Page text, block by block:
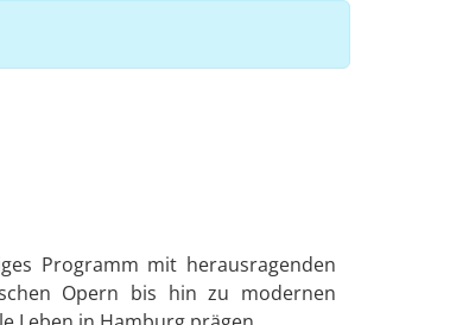
Programm mit herausragenden
Opern bis hin zu modernen